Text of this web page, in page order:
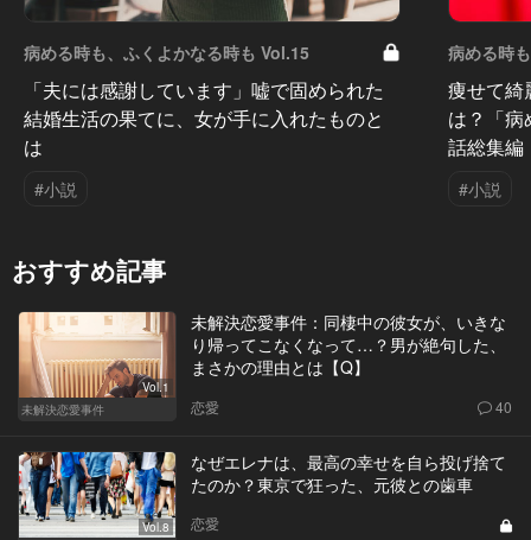
病める時も、ふくよかなる時も Vol.15
「夫には感謝しています」嘘で固められた
結婚生活の果てに、女が手に入れたものと
は
#小説
病める時
痩せて綺
は？「
話総集編
#小説
おすすめ記事
Vol.1
未解決恋愛事件
未解決恋愛事件：同棲中の彼女が、いきな
り帰ってこなくなって…？男が絶句した、
まさかの理由とは【Q】
恋愛 40
Vol.8
なぜエレナは、最高の幸せを自ら投げ捨て
たのか？東京で狂った、元彼との歯車
恋愛